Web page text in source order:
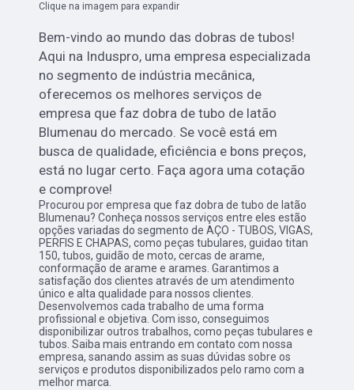
Clique na imagem para expandir
Bem-vindo ao mundo das dobras de tubos!
Aqui na Induspro, uma empresa especializada
no segmento de indústria mecânica,
oferecemos os melhores serviços de
empresa que faz dobra de tubo de latão
Blumenau do mercado. Se você está em
busca de qualidade, eficiência e bons preços,
está no lugar certo. Faça agora uma cotação
e comprove!
Procurou por empresa que faz dobra de tubo de latão
Blumenau? Conheça nossos serviços entre eles estão
opções variadas do segmento de AÇO - TUBOS, VIGAS,
PERFIS E CHAPAS, como peças tubulares, guidao titan
150, tubos, guidão de moto, cercas de arame,
conformação de arame e arames. Garantimos a
satisfação dos clientes através de um atendimento
único e alta qualidade para nossos clientes.
Desenvolvemos cada trabalho de uma forma
profissional e objetiva. Com isso, conseguimos
disponibilizar outros trabalhos, como peças tubulares e
tubos. Saiba mais entrando em contato com nossa
empresa, sanando assim as suas dúvidas sobre os
serviços e produtos disponibilizados pelo ramo com a
melhor marca.